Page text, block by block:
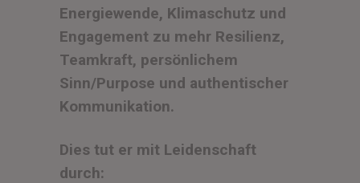
Energiewende, Klimaschutz und
Engagement zu mehr Resilienz,
Teamkraft, persönlichem
Sinn/Purpose und authentischer
Kommunikation.
Dies tut er mit Leidenschaft
durch: